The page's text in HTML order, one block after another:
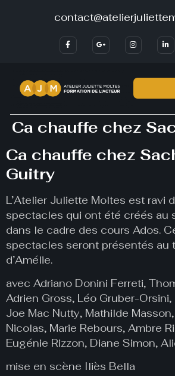
Ca chauffe chez
Ca chauffe chez
Guitry
L’Atelier Juliette Moltes est ravi
spectacles qui ont été créés au
dans le cadre des cours Ados.
spectacles seront présentés au
d’Amélie.
avec Adriano Donini Ferreti,
Adrien Gross, Léo Gruber-Orsini,
Joe Mac Nutty, Mathilde
Nicolas, Marie Rebours, Ambre
Eugénie Rizzon, Diane Simon,
mise en scène Iliès Bella